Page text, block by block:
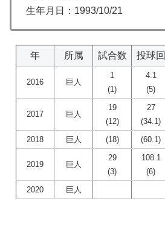
生年月日：1993/10/21
年 所属 試合数 投球回
2016 巨人
1
(1)
4.1
(5)
2017 巨人
19
(12)
27
(34.1)
2018
巨人 (18) (60.1)
2019 巨人
29
(3)
108.1
(6)
2020
巨人